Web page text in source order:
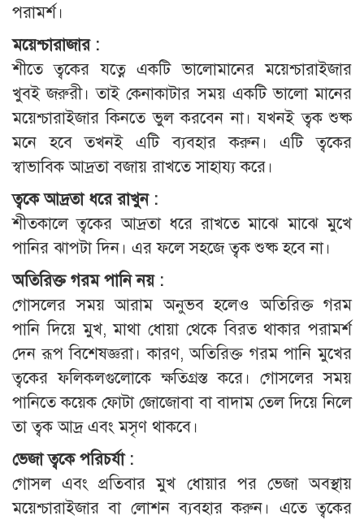
পরামর্শ।
ময়েশ্চারাজার :
শীতে ত্বকের যত্নে একটি ভালোমানের ময়েশ্চারাইজার
খুবই জরুরী। তাই কেনাকাটার সময় একটি ভালো মানের
ময়েশ্চারাইজার কিনতে ভুল করবেন না। যখনই ত্বক শুষ্ক
মনে হবে তখনই এটি ব্যবহার করুন। এটি ত্বকের
স্বাভাবিক আদ্রতা বজায় রাখতে সাহায্য করে।
ত্বকে আদ্রতা ধরে রাখুন :
শীতকালে ত্বকের আদ্রতা ধরে রাখতে মাঝে মাঝে মুখে
পানির ঝাপটা দিন। এর ফলে সহজে ত্বক শুষ্ক হবে না।
অতিরিক্ত গরম পানি নয় :
গোসলের সময় আরাম অনুভব হলেও অতিরিক্ত গরম
পানি দিয়ে মুখ, মাথা ধোয়া থেকে বিরত থাকার পরামর্শ
দেন রূপ বিশেষজ্ঞরা। কারণ, অতিরিক্ত গরম পানি মুখের
ত্বকের ফলিকলগুলোকে ক্ষতিগ্রস্ত করে। গোসলের সময়
পানিতে কয়েক ফোটা জোজোবা বা বাদাম তেল দিয়ে নিলে
তা ত্বক আদ্র এবং মসৃণ থাকবে।
ভেজা ত্বকে পরিচর্যা :
গোসল এবং প্রতিবার মুখ ধোয়ার পর ভেজা অবস্থায়
ময়েশ্চারাইজার বা লোশন ব্যবহার করুন। এতে ত্বকের